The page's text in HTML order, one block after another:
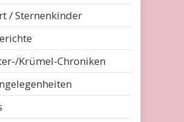
/ Sternenkinder
Krümel-Chroniken